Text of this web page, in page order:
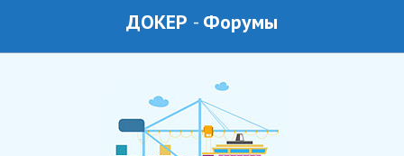
ДОКЕР - Форумы